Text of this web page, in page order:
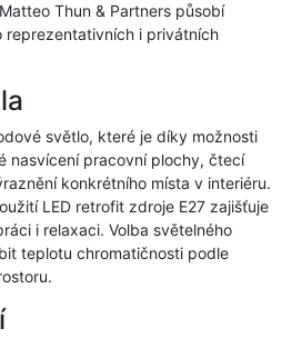
Thun & Partners působí
reprezentativních i privátních
světlo, které je díky možnosti
nasvícení pracovní plochy, čtecí
konkrétního místa v interiéru.
LED retrofit zdroje E27 zajišťuje
i relaxaci. Volba světelného
teplotu chromatičnosti podle